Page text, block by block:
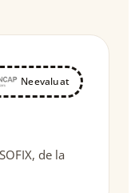
Neevaluat
de la